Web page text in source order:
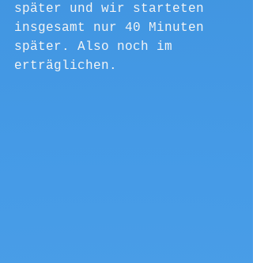
später und wir starteten
insgesamt nur 40 Minuten
später. Also noch im
erträglichen.